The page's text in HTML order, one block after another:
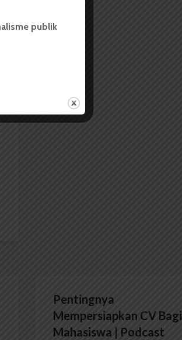
Pentingnya
Mempersiapkan CV Bagi
Mahasiswa | Podcast
publik